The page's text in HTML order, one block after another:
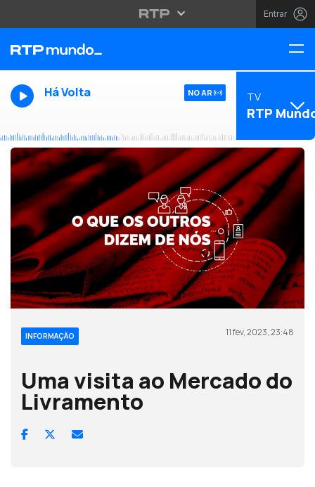
Entrar
Há Volta NO AR TV
RTP
INFORMAÇÃO 11 fev, 2023, 23:48
Uma visita ao Mercado do
Livramento